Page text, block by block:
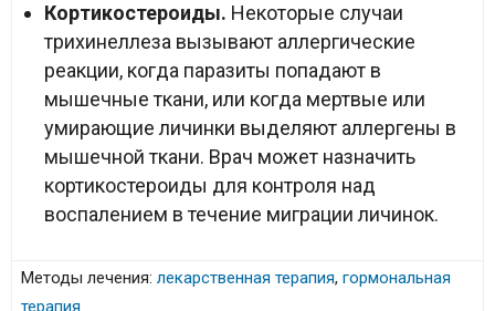
Кортикостероиды. Некоторые случаи
трихинеллеза вызывают аллергические
реакции, когда паразиты попадают в
мышечные ткани, или когда мертвые или
умирающие личинки выделяют аллергены в
мышечной ткани. Врач может назначить
кортикостероиды для контроля над
воспалением в течение миграции личинок.
Методы лечения: лекарственная терапия, гормональная
терапия